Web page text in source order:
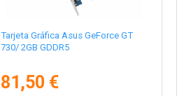
Tarjeta Gráfica Asus GeForce GT
730/ 2GB GDDR5
81,50 €